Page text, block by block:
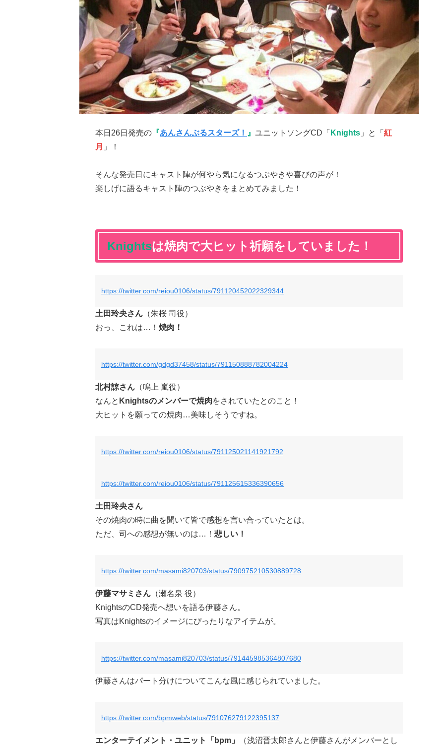
本日26日発売の 『あんさんぶるスターズ！ 』 ユニットソングCD「 Knights 」と「 紅
月 」！
そんな発売日にキャスト陣が何やら気になるつぶやきや喜びの声が！
楽しげに語るキャスト陣のつぶやきをまとめてみました！
Knightsは焼肉で大ヒット祈願をしていました！
https://twitter.com/reiou0106/status/791120452022329344
土田玲央さん （朱桜 司役）
おっ、これは…！ 焼肉！
https://twitter.com/gdgd37458/status/791150888782004224
北村諒さん （鳴上 嵐役）
なんと Knightsのメンバーで焼肉をされていたとのこと！
大ヒットを願っての焼肉…美味しそうですね。
https://twitter.com/reiou0106/status/791125021141921792
https://twitter.com/reiou0106/status/791125615336390656
土田玲央さん
その焼肉の時に曲を聞いて皆で感想を言い合っていたとは。
ただ、司への感想が無いのは…！ 悲しい！
https://twitter.com/masami820703/status/790975210530889728
伊藤マサミさん （瀬名泉 役）
KnightsのCD発売へ想いを語る伊藤さん。
写真はKnightsのイメージにぴったりなアイテムが。
https://twitter.com/masami820703/status/791445985364807680
伊藤さんはパート分けについてこんな風に感じられていました。
https://twitter.com/bpmweb/status/791076279122395137
エンターテイメント・ユニット「bpm」
（浅沼晋太郎さんと伊藤さんがメンバーとし